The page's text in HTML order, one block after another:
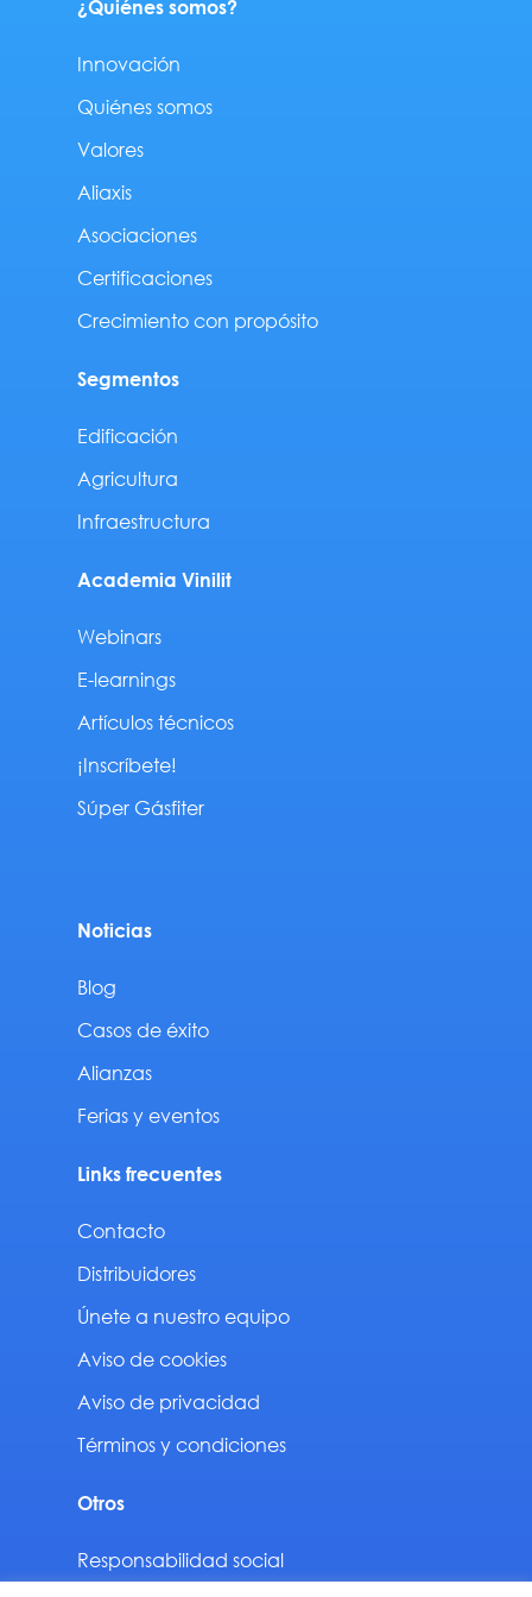
¿Quiénes somos?
Innovación
Quiénes somos
Valores
Aliaxis
Asociaciones
Certificaciones
Crecimiento con propósito
Segmentos
Edificación
Agricultura
Infraestructura
Academia Vinilit
Webinars
E-learnings
Artículos técnicos
¡Inscríbete!
Súper Gásfiter
Noticias
Blog
Casos de éxito
Alianzas
Ferias y eventos
Links frecuentes
Contacto
Distribuidores
Únete a nuestro equipo
Aviso de cookies
Aviso de privacidad
Términos y condiciones
Otros
Responsabilidad social